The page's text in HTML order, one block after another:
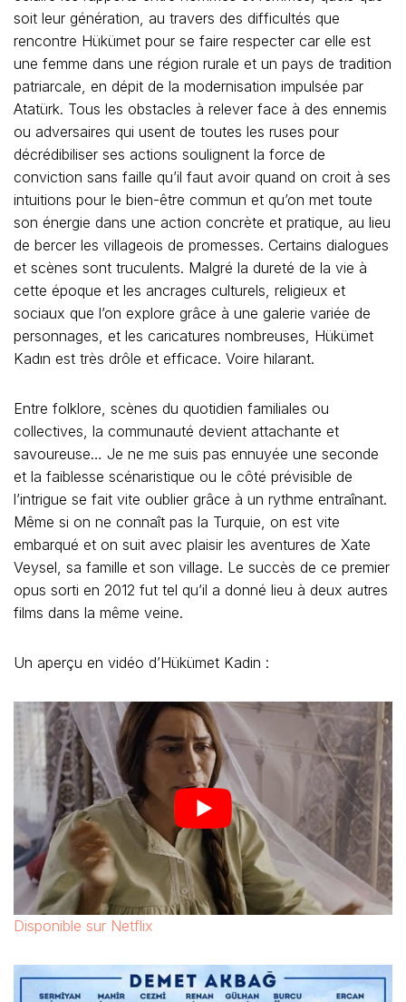
soit leur génération, au travers des difficultés que
rencontre Hükümet pour se faire respecter car elle est
une femme dans une région rurale et un pays de tradition
patriarcale, en dépit de la modernisation impulsée par
Atatürk. Tous les obstacles à relever face à des ennemis
ou adversaires qui usent de toutes les ruses pour
décrédibiliser ses actions soulignent la force de
conviction sans faille qu’il faut avoir quand on croit à ses
intuitions pour le bien-être commun et qu’on met toute
son énergie dans une action concrète et pratique, au lieu
de bercer les villageois de promesses. Certains dialogues
et scènes sont truculents. Malgré la dureté de la vie à
cette époque et les ancrages culturels, religieux et
sociaux que l’on explore grâce à une galerie variée de
personnages, et les caricatures nombreuses, Hükümet
Kadın est très drôle et efficace. Voire hilarant.
Entre folklore, scènes du quotidien familiales ou
collectives, la communauté devient attachante et
savoureuse… Je ne me suis pas ennuyée une seconde
et la faiblesse scénaristique ou le côté prévisible de
l’intrigue se fait vite oublier grâce à un rythme entraînant.
Même si on ne connaît pas la Turquie, on est vite
embarqué et on suit avec plaisir les aventures de Xate
Veysel, sa famille et son village. Le succès de ce premier
opus sorti en 2012 fut tel qu’il a donné lieu à deux autres
films dans la même veine.
Un aperçu en vidéo d’Hükümet Kadin :
Disponible sur Netflix